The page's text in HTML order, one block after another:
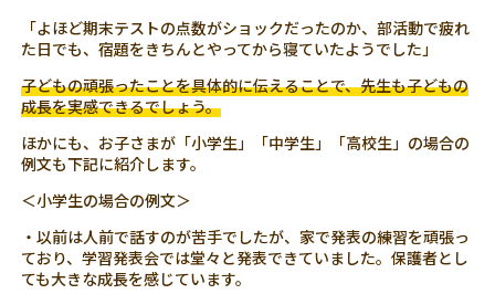
「よほど期末テストの点数がショックだったのか、部活動で疲れ
た日でも、宿題をきちんとやってから寝ていたようでした」
子どもの頑張ったことを具体的に伝えることで、先生も子どもの
成長を実感できるでしょう。
ほかにも、お子さまが「小学生」「中学生」「高校生」の場合の
例文も下記に紹介します。
＜小学生の場合の例文＞
・以前は人前で話すのが苦手でしたが、家で発表の練習を頑張っ
ており、学習発表会では堂々と発表できていました。保護者とし
ても大きな成長を感じています。